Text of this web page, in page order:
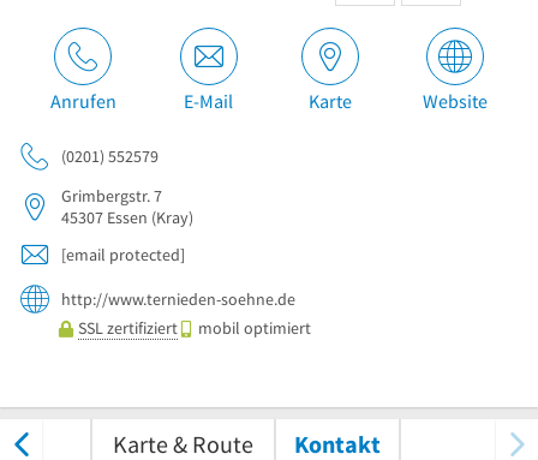
Anrufen E-Mail Karte Website
(0201) 552579
Grimbergstr. 7
45307 Essen (Kray)
[email protected]
http://www.ternieden-soehne.de
SSL zertifiziert
mobil optimiert
Karte & Route Kontakt